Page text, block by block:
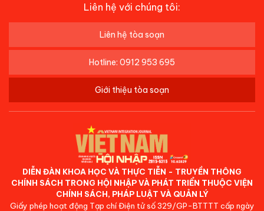
Liên hệ với chúng tôi:
Liên hệ tòa soạn
Hotline: 0912 953 695
Giới thiệu tòa soạn
DIỄN ĐÀN KHOA HỌC VÀ THỰC TIỄN - TRUYỀN THÔNG
CHÍNH SÁCH TRONG HỘI NHẬP VÀ PHÁT TRIỂN THUỘC VIỆN
CHÍNH SÁCH, PHÁP LUẬT VÀ QUẢN LÝ
Giấy phép hoạt động Tạp chí Điện tử số 329/GP-BTTTT cấp ngày